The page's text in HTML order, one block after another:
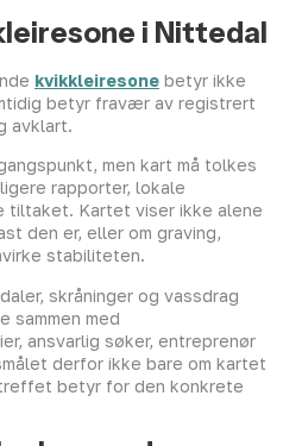
i Nittedal
kvikkleiresone betyr ikke
betyr fravær av registrert
avklart.
men kart må tolkes
rapporter, lokale
tiltaket. Kartet viser ikke alene
den er, eller om graving,
stabiliteten.
skråninger og vassdrag
sammen med
ansvarlig søker, entreprenør
derfor ikke bare om kartet
betyr for den konkrete